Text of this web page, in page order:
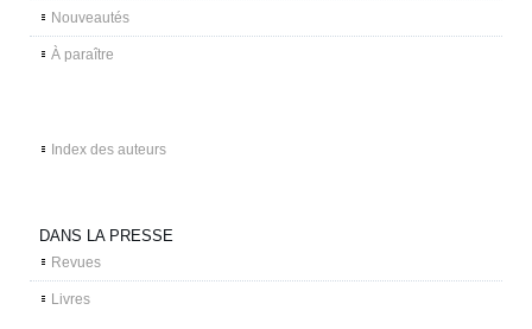
Nouveautés
À paraître
Index des auteurs
DANS LA PRESSE
Revues
Livres